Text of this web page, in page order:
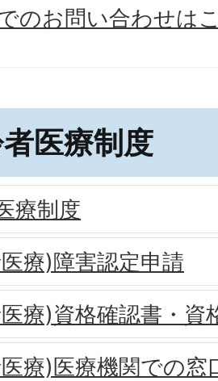
のお問い合わせは
医療制度
療制度
療)障害認定申請
療)資格確認書・資
療)医療機関での窓